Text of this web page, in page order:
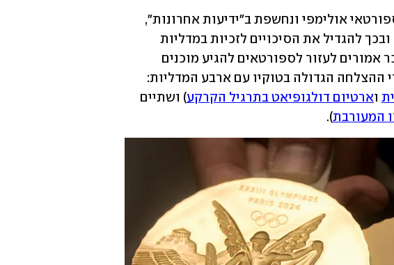
וארטיום דולגופיאט בתרגיל הקרקע
המעורבת).